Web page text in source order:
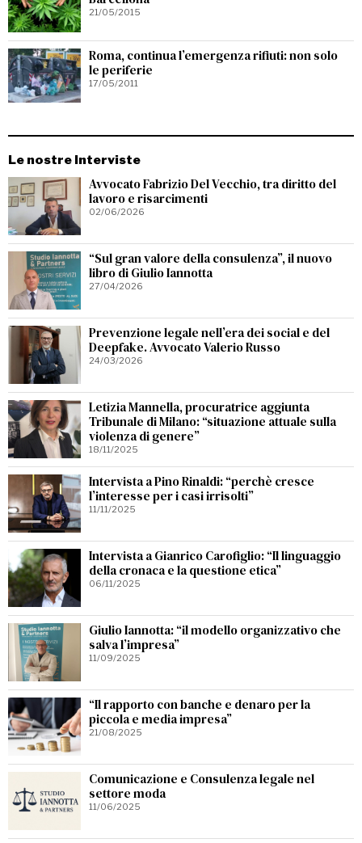
21/05/2015
Roma, continua l’emergenza rifiuti: non solo
le periferie
17/05/2011
Le nostre Interviste
Avvocato Fabrizio Del Vecchio, tra diritto del
lavoro e risarcimenti
02/06/2026
“Sul gran valore della consulenza”, il nuovo
libro di Giulio Iannotta
27/04/2026
Prevenzione legale nell’era dei social e del
Deepfake. Avvocato Valerio Russo
24/03/2026
Letizia Mannella, procuratrice aggiunta
Tribunale di Milano: “situazione attuale sulla
violenza di genere”
18/11/2025
Intervista a Pino Rinaldi: “perchè cresce
l’interesse per i casi irrisolti”
11/11/2025
Intervista a Gianrico Carofiglio: “Il linguaggio
della cronaca e la questione etica”
06/11/2025
Giulio Iannotta: “il modello organizzativo che
salva l’impresa”
11/09/2025
“Il rapporto con banche e denaro per la
piccola e media impresa”
21/08/2025
Comunicazione e Consulenza legale nel
settore moda
11/06/2025